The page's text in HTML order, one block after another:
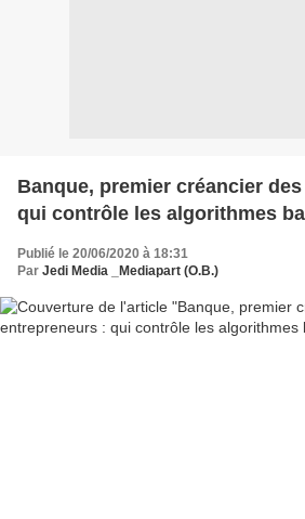
Banque, premier créancier
qui contrôle les algorithmes
Publié le 20/06/2020 à 18:31
Par Jedi Media _Mediapart (O.B.)